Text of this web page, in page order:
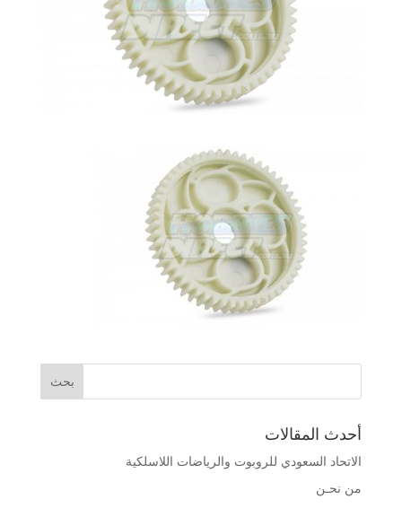
أحدث المقالات
الاتحاد السعودي للروبوت والرياضات اللاسلكية
من نحـن